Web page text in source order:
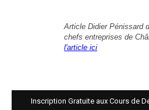
Article Didier Pénissard
chefs entreprises de
l'article ici
Inscription Gratuite aux Cours de